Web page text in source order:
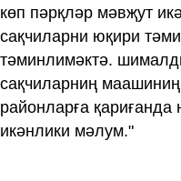
көп пәрқләр мәвҗут
сақчиларни юқири
тәминлимәктә.
сақчиларниң
районларға қариғанда
икәнлики мәлум."